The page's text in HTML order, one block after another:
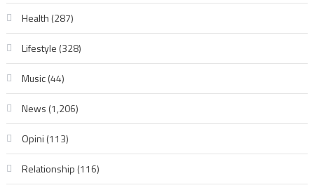
Health (287)
Lifestyle (328)
Music(44)
News (1,206)
Opini (113)
Relationship (116)